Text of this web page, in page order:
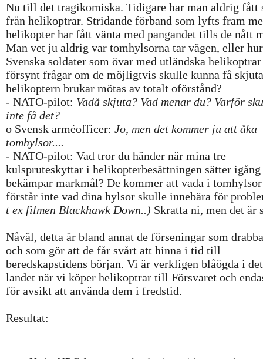
Nu till det tragikomiska. Tidigare har man aldrig fått
från helikoptrar. Stridande förband som lyfts fram
helikopter har fått vänta med pangandet tills de nått
Man vet ju aldrig var tomhylsorna tar vägen, eller
Svenska soldater som övar med utländska
försynt frågar om de möjligtvis skulle kunna få
helikoptern brukar mötas av totalt oförstånd?
- NATO-pilot: Vadå skjuta? Vad menar du? Varför
inte få det?
o Svensk arméofficer: Jo, men det kommer ju att åka
tomhylsor....
- NATO-pilot: Vad tror du händer när mina tre
kulspruteskyttar i helikopterbesättningen sätter igång
bekämpar markmål? De kommer att vada i
förstår inte vad dina hylsor skulle innebära för
t ex filmen Blackhawk Down..) Skratta ni, men det är
Nåväl, detta är bland annat de förseningar som
och som gör att de får svårt att hinna i tid till
beredskapstidens början. Vi är verkligen blåögda i
landet när vi köper helikoptrar till Försvaret och
för avsikt att använda dem i fredstid.
Resultat: